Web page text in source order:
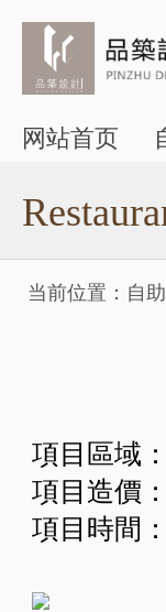
网站首页
当前位置： 自
項目區域：
項目造價：
項目時間：